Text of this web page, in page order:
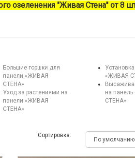
озеленения "Живая Стена" от 8
Большие горшки для
панели «ЖИВАЯ
СТЕНА»
Уход за растениями на
панели «ЖИВАЯ
СТЕНА»
«ЖИВАЯ
на
СТЕНА»
Сортировка: